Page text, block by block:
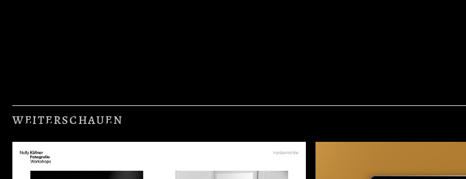
WEITERSCHAUEN